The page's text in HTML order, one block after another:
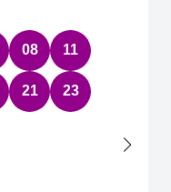
08 11
21 23